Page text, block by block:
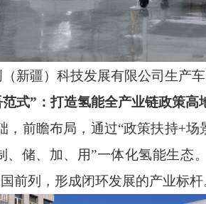
新疆）科技发展有限公司生产车
范式” ：打造氢能全产业链政策高
，前瞻布局，通过“政策扶持+场
、储、加、用”一体化氢能生态
前列，形成闭环发展的产业标杆